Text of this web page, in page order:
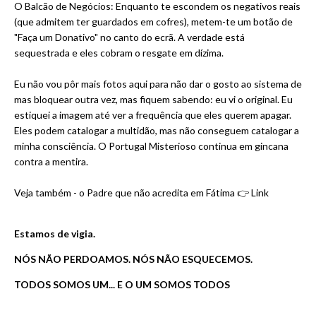
O Balcão de Negócios: Enquanto te escondem os negativos reais
(que admitem ter guardados em cofres), metem-te um botão de
"Faça um Donativo" no canto do ecrã. A verdade está
sequestrada e eles cobram o resgate em dízima.
Eu não vou pôr mais fotos aqui para não dar o gosto ao sistema de
mas bloquear outra vez, mas fiquem sabendo: eu vi o original. Eu
estiquei a imagem até ver a frequência que eles querem apagar.
Eles podem catalogar a multidão, mas não conseguem catalogar a
minha consciência. O Portugal Misterioso continua em gincana
contra a mentira.
Veja também - o Padre que não acredita em Fátima 👉Link
Estamos de vigia.
NÓS NÃO PERDOAMOS. NÓS NÃO ESQUECEMOS.
TODOSSOMOS UM... E O UM SOMOS TODOS